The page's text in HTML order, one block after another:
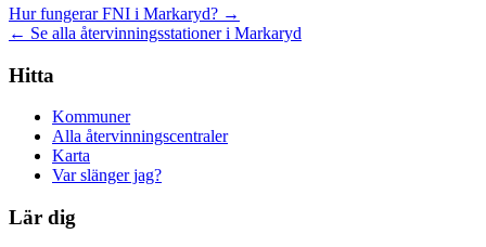
Hur fungerar FNI i Markaryd? →
← Se alla återvinningsstationer i Markaryd
Hitta
Kommuner
Alla återvinningscentraler
Karta
Var slänger jag?
Lär dig